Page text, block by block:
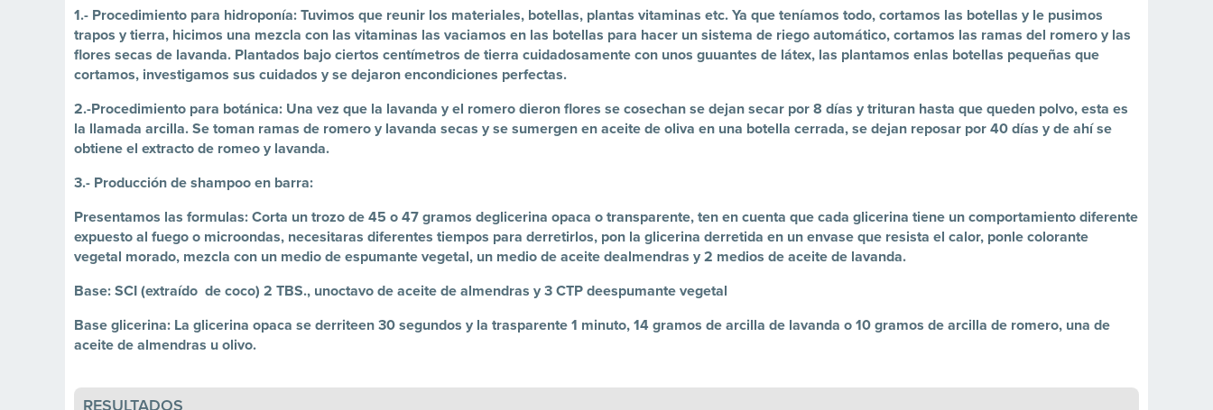
1.- Procedimiento para hidroponía: Tuvimos que reunir los materiales, botellas, plantas vitaminas etc. Ya que teníamos todo, cortamos las botellas y le pusimos
trapos y tierra, hicimos una mezcla con las vitaminas las vaciamos en las botellas para hacer un sistema de riego automático, cortamos las ramas del romero y las
flores secas de lavanda. Plantados bajo ciertos centímetros de tierra cuidadosamente con unos guuantes de látex, las plantamos enlas botellas pequeñas que
cortamos, investigamos sus cuidados y se dejaron encondiciones perfectas.
2.-Procedimiento para botánica: Una vez que la lavanda y el romero dieron flores se cosechan se dejan secar por 8 días y trituran hasta que queden polvo, esta es
la llamada arcilla. Se toman ramas de romero y lavanda secas y se sumergen en aceite de oliva en una botella cerrada, se dejan reposar por 40 días y de ahí se
obtiene el extracto de romeo y lavanda.
3.- Producción de shampoo en barra:
Presentamos las formulas: Corta un trozo de 45 o 47 gramos deglicerina opaca o transparente, ten en cuenta que cada glicerina tiene un comportamiento diferente
expuesto al fuego o microondas, necesitaras diferentes tiempos para derretirlos, pon la glicerina derretida en un envase que resista el calor, ponle colorante
vegetal morado, mezcla con un medio de espumante vegetal, un medio de aceite dealmendras y 2 medios de aceite de lavanda.
Base: SCI (extraído de coco) 2 TBS., unoctavo de aceite de almendras y 3 CTP deespumante vegetal
Base glicerina: La glicerina opaca se derriteen 30 segundos y la trasparente 1 minuto, 14 gramos de arcilla de lavanda o 10 gramos de arcilla de romero, una de
aceite de almendras u olivo.
RESULTADOS